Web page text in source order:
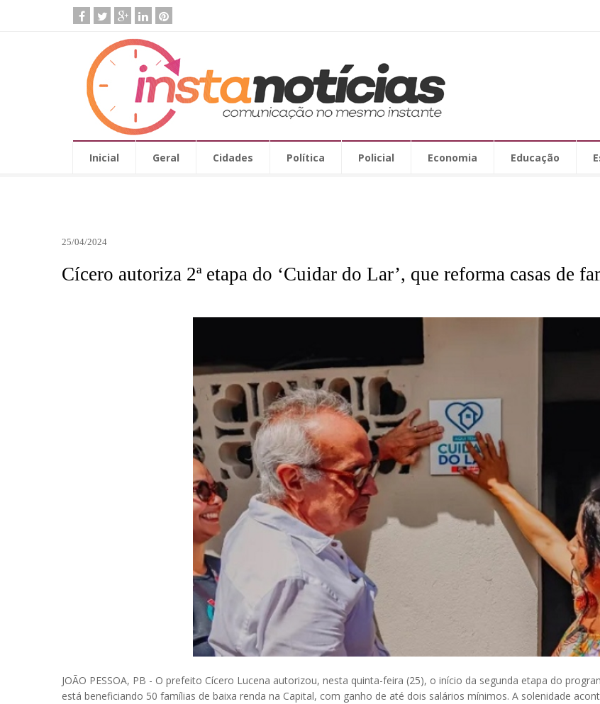
Inicial Geral Cidades Política Policial Economia Educação
25/04/2024
Cícero autoriza 2ª etapa do ‘Cuidar do Lar’, que reforma casas de
JOÃO PESSOA, PB - O prefeito Cícero Lucena autorizou, nesta quinta-feira (25), o início da segunda etapa do
está beneficiando 50 famílias de baixa renda na Capital, com ganho de até dois salários mínimos. A solenidade